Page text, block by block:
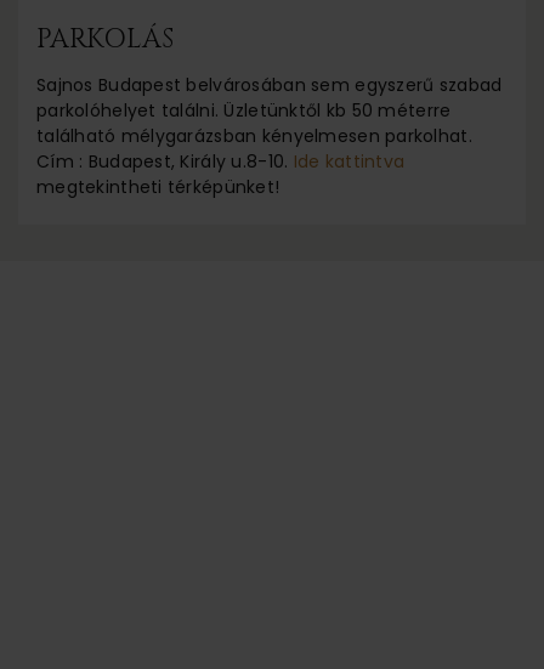
PARKOLÁS
Sajnos Budapest belvárosában sem egyszerű szabad
parkolóhelyet találni. Üzletünktől kb 50 méterre
található mélygarázsban kényelmesen parkolhat.
Cím : Budapest, Király u.8-10. Ide kattintva
megtekintheti térképünket!